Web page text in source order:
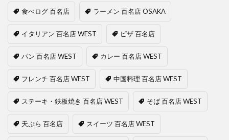
食べログ 百名店 ラーメン 百名店 OSAKA
イタリアン 百名店 WEST ピザ 百名店
パン 百名店 WEST カレー 百名店 WEST
フレンチ 百名店 WEST 中国料理 百名店 WEST
ステーキ・鉄板焼き 百名店 WEST そば 百名店 WEST
天ぷら 百名店 スイーツ 百名店 WEST